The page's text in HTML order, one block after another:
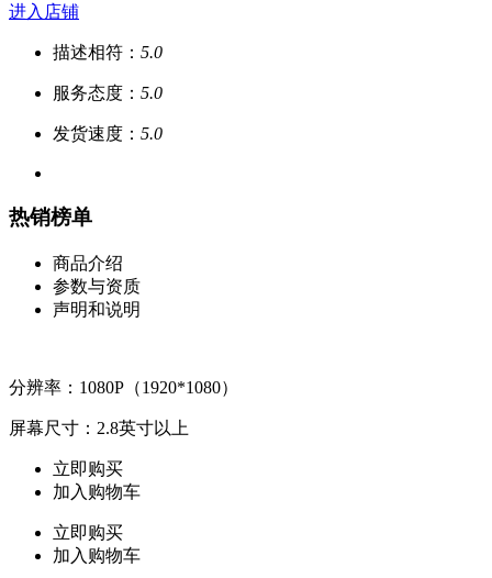
进入店铺
描述相符： 5.0
服务态度： 5.0
发货速度： 5.0
热销榜单
商品介绍
参数与资质
声明和说明
分辨率：1080P（1920*1080）
屏幕尺寸：2.8英寸以上
立即购买
加入购物车
立即购买
加入购物车